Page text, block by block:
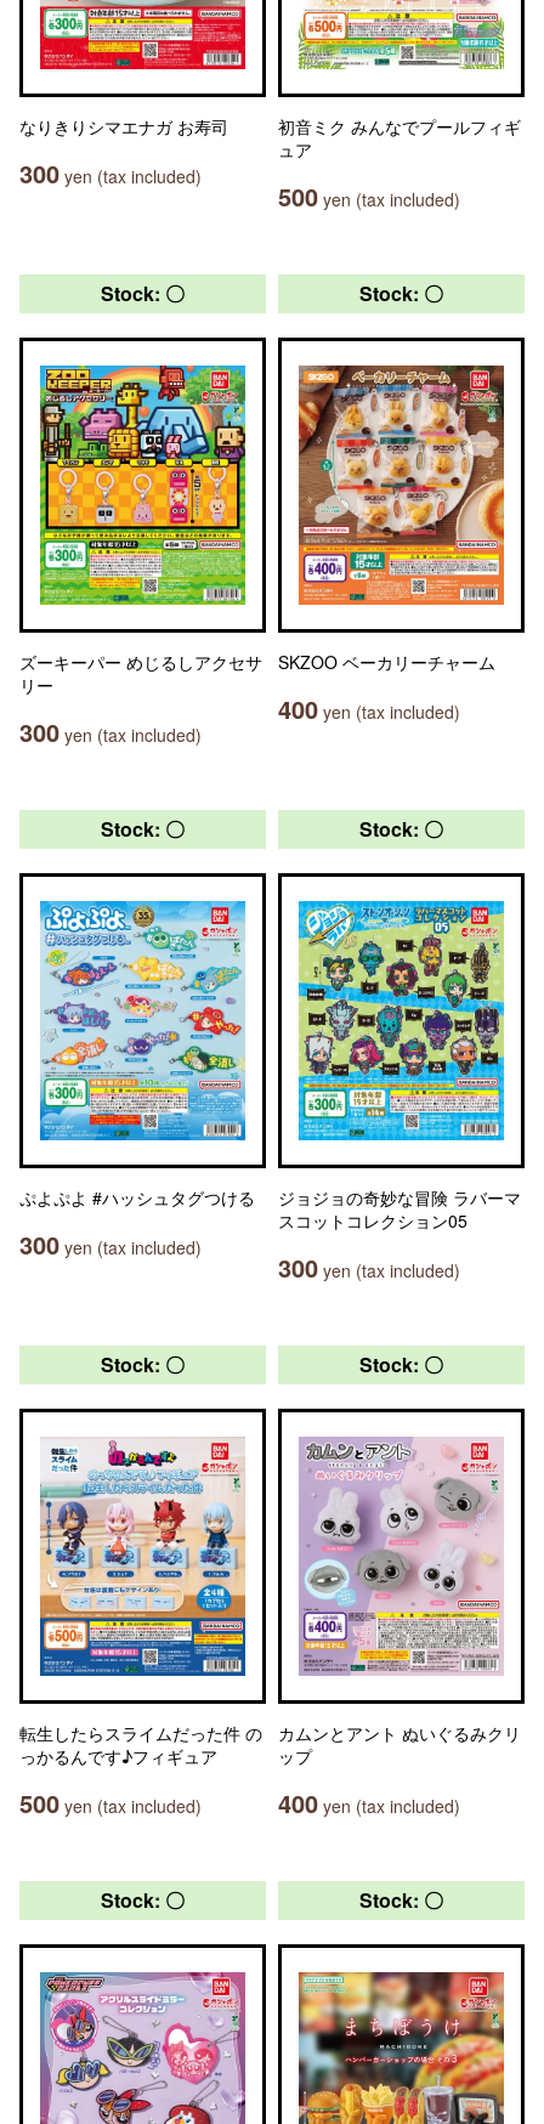
なりきりシマエナガ お寿司
300 yen (tax included)
初音ミク みんなでプールフィギ
ュア
500 yen (tax included)
Stock: 〇
ズーキーパー めじるしアクセサ
リー
300 yen (tax included)
Stock: 〇
SKZOO ベーカリーチャーム
400 yen (tax included)
Stock: 〇
ぷよぷよ #ハッシュタグつける
300 yen (tax included)
Stock: 〇
ジョジョの奇妙な冒険 ラバーマ
スコットコレクション05
300 yen (tax included)
Stock: 〇
転生したらスライムだった件 の
っかるんです♪フィギュア
500 yen (tax included)
Stock: 〇
カムンとアント ぬいぐるみクリ
ップ
400 yen (tax included)
Stock: 〇 Stock: 〇